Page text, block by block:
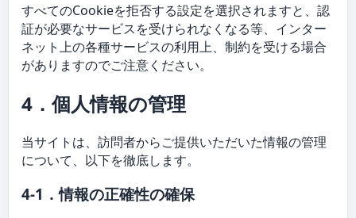
すべてのCookieを拒否する設定を選択されますと、認
証が必要なサービスを受けられなくなる等、インター
ネット上の各種サービスの利用上、制約を受ける場合
がありますのでご注意ください。
4．個人情報の管理
当サイトは、訪問者からご提供いただいた情報の管理
について、以下を徹底します。
4-1．情報の正確性の確保